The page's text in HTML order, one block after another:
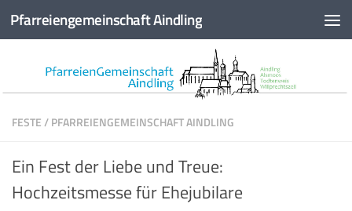
Zum Inhalt springen
Pfarreiengemeinschaft Aindling
FESTE/PFARREIENGEMEINSCHAFT AINDLING
Ein Fest der Liebe und Treue:
Hochzeitsmesse für Ehejubilare